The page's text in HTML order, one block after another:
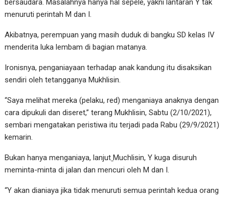
bersaudara. Masalahnya hanya hal sepele, yakni lantaran Y tak
menuruti perintah M dan I.
Akibatnya, perempuan yang masih duduk di bangku SD kelas IV
menderita luka lembam di bagian matanya.
Ironisnya, penganiayaan terhadap anak kandung itu disaksikan
sendiri oleh tetangganya Mukhlisin.
“Saya melihat mereka (pelaku, red) menganiaya anaknya dengan
cara dipukuli dan diseret,” terang Mukhlisin, Sabtu (2/10/2021),
sembari mengatakan peristiwa itu terjadi pada Rabu (29/9/2021)
kemarin.
Bukan hanya menganiaya, lanjut Muchlisin, Y kuga disuruh
meminta-minta di jalan dan mencuri oleh M dan I.
“Y akan dianiaya jika tidak menuruti semua perintah kedua orang